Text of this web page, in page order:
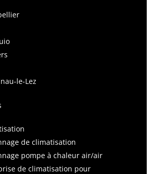
le-Lez
de climatisation
pompe à chaleur air/air
de climatisation pour